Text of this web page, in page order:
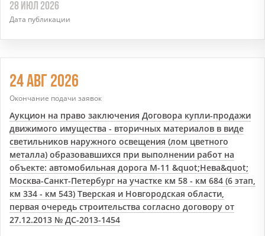
28 ИЮЛ 2026
Дата публикации
24 АВГ 2026
Окончание подачи заявок
Аукцион на право заключения Договора купли-продажи
движимого имущества - вторичных материалов в виде
светильников наружного освещения (лом цветного
металла) образовавшихся при выполнении работ на
объекте: автомобильная дорога М-11 &quot;Нева&quot;
Москва-Санкт-Петербург на участке км 58 - км 684 (6 этап,
км 334 - км 543) Тверская и Новгородская области,
первая очередь строительства согласно договору от
27.12.2013 № ДС-2013-1454